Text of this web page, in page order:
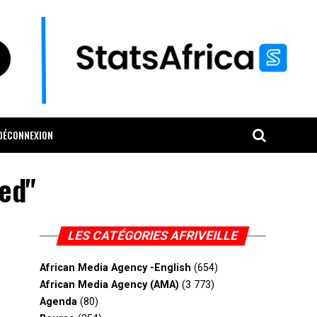
LES CATÉGORIES AFRIVEILLE
African Media Agency -English (654)
African Media Agency (AMA) (3 773)
Agenda (80)